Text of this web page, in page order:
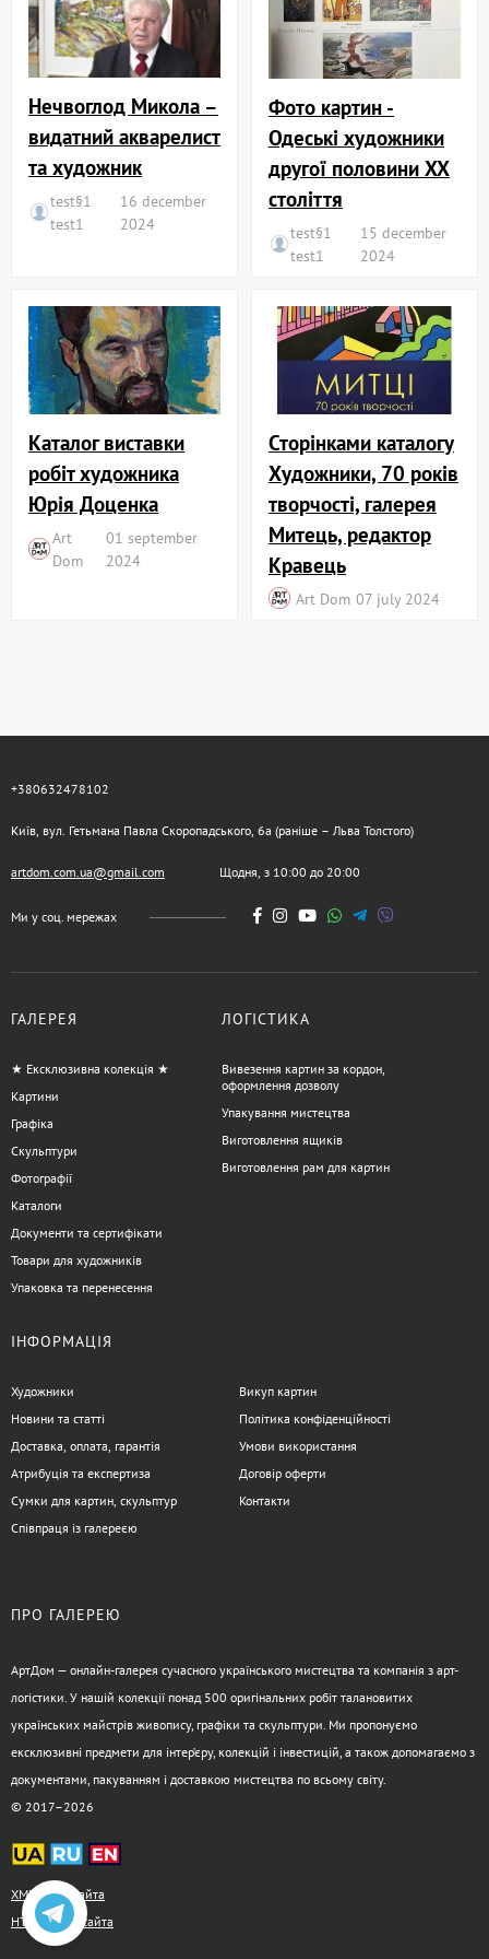
Нечвоглод Микола –
видатний акварелист
та художник
test§1
test1
16 december
2024
Фото картин -
Одеські художники
другої половини XX
століття
test§1
test1
15 december
2024
Каталог виставки
робіт художника
Юрія Доценка
Art
Dom
01 september
2024
Сторінками каталогу
Художники, 70 років
творчості, галерея
Митець, редактор
Кравець
Art Dom 07 july 2024
+380632478102
Київ, вул. Гетьмана Павла Скоропадського, 6а (раніше – Льва Толстого)
artdom.com.ua@gmail.com Щодня, з 10:00 до 20:00
Ми у соц. мережах
ГАЛЕРЕЯ
★ Ексклюзивна колекція ★
Картини
Графіка
Скульптури
Фотографії
Каталоги
Документи та сертифікати
Товари для художників
Упаковка та перенесення
ЛОГІСТИКА
Вивезення картин за кордон,
оформлення дозволу
Упакування мистецтва
Виготовлення ящиків
Виготовлення рам для картин
ІНФОРМАЦІЯ
Художники
Новини та статті
Доставка, оплата, гарантія
Атрибуція та експертиза
Сумки для картин, скульптур
Співпраця із галереєю
Викуп картин
Політика конфіденційності
Умови використання
Договір оферти
Контакти
ПРО ГАЛЕРЕЮ
АртДом — онлайн-галерея сучасного українського мистецтва та компанія з арт-
логістики. У нашій колекції понад 500 оригінальних робіт талановитих
українських майстрів живопису, графіки та скульптури. Ми пропонуємо
ексклюзивні предмети для інтер’єру, колекцій і інвестицій, а також допомагаємо з
документами, пакуванням і доставкою мистецтва по всьому світу.
© 2017–2026
XML-карта сайта
HTML-карта сайта